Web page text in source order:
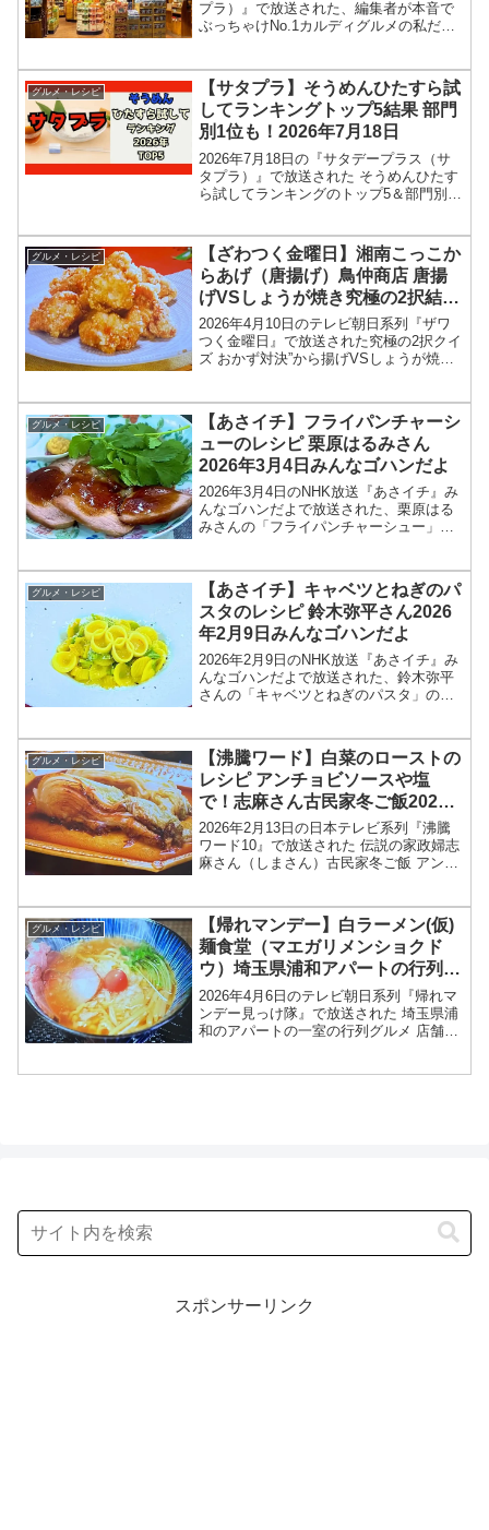
プラ）』で放送された、編集者が本音で
ぶっちゃけNo.1カルディグルメの私だっ
は、サンキュ！、レタスクラブ編集者が
本音でぶっ...
グルメ・レシピ
【サタプラ】そうめんひたすら試
してランキングトップ5結果 部門
別1位も！2026年7月18日
2026年7月18日の『サタデープラス（サ
タプラ）』で放送された そうめんひたす
ら試してランキングのトップ5＆部門別1
とに、コンビニ、スーパーなどで買える
13種類のそ...
グルメ・レシピ
【ざわつく金曜日】湘南こっこか
らあげ（唐揚げ）鳥仲商店 唐揚
げVSしょうが焼き究極の2択結
果・お店情報2026年4月10日
2026年4月10日のテレビ朝日系列『ザワ
つく金曜日』で放送された究極の2択クイ
ズ おかず対決”から揚げVSしょうが焼
回のざわつく金曜日では、おかずの定
番、唐揚げと生...
グルメ・レシピ
【あさイチ】フライパンチャーシ
ューのレシピ 栗原はるみさん
2026年3月4日みんなゴハンだよ
2026年3月4日のNHK放送『あさイチ』み
んなゴハンだよで放送された、栗原はる
みさんの「フライパンチャーシュー」の
るみさんが登場！栗原さんが東日本大震
災の際、被災地...
グルメ・レシピ
【あさイチ】キャベツとねぎのパ
スタのレシピ 鈴木弥平さん2026
年2月9日みんなゴハンだよ
2026年2月9日のNHK放送『あさイチ』み
んなゴハンだよで放送された、鈴木弥平
さんの「キャベツとねぎのパスタ」のレ
ーナーシェフの鈴木弥平さんが登場！ミ
ラノ・コルティ...
グルメ・レシピ
【沸騰ワード】白菜のローストの
レシピ アンチョビソースや塩
で！志麻さん古民家冬ご飯2026
年2月13日
2026年2月13日の日本テレビ系列『沸騰
ワード10』で放送された 伝説の家政婦志
麻さん（しまさん）古民家冬ご飯 アンチ
キ）」のレシピを紹介します！伝説の家
政婦志麻さんが...
グルメ・レシピ
【帰れマンデー】白ラーメン(仮)
麺食堂（マエガリメンショクド
ウ）埼玉県浦和アパートの行列グ
ルメ2026年4月6日
2026年4月6日のテレビ朝日系列『帰れマ
ンデー見っけ隊』で放送された 埼玉県浦
和のアパートの一室の行列グルメ 店舗情
スポンサーリンク